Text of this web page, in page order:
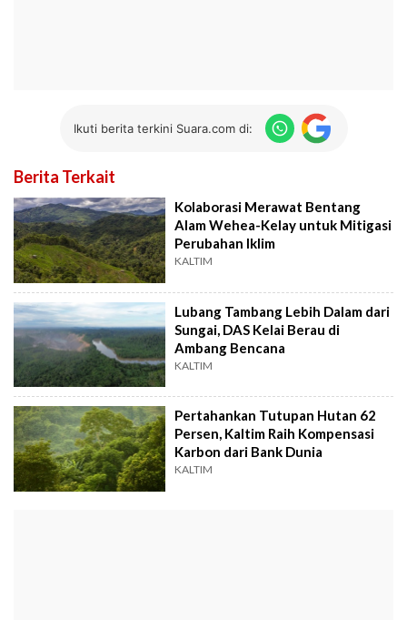
Ikuti berita terkini Suara.com di:
Berita Terkait
Kolaborasi Merawat Bentang
Alam Wehea-Kelay untuk Mitigasi
Perubahan Iklim
KALTIM
Lubang Tambang Lebih Dalam dari
Sungai, DAS Kelai Berau di
Ambang Bencana
KALTIM
Pertahankan Tutupan Hutan 62
Persen, Kaltim Raih Kompensasi
Karbon dari Bank Dunia
KALTIM